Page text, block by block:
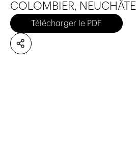
COLOMBIER, NEUCHÂTEL
Télécharger le PDF